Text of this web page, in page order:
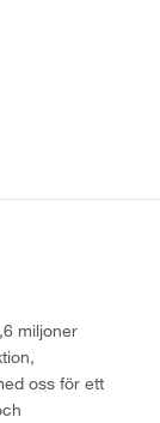
miljoner
oss för ett